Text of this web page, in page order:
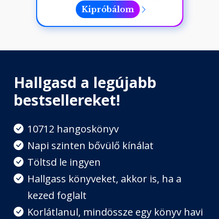
Kipróbálom
Hallgasd a legújabb
bestsellereket!
10712 hangoskönyv
Napi szinten bővülő kínálat
Töltsd le ingyen
Hallgass könyveket, akkor is, ha a
kezed foglalt
Korlátlanul, mindössze egy könyv havi